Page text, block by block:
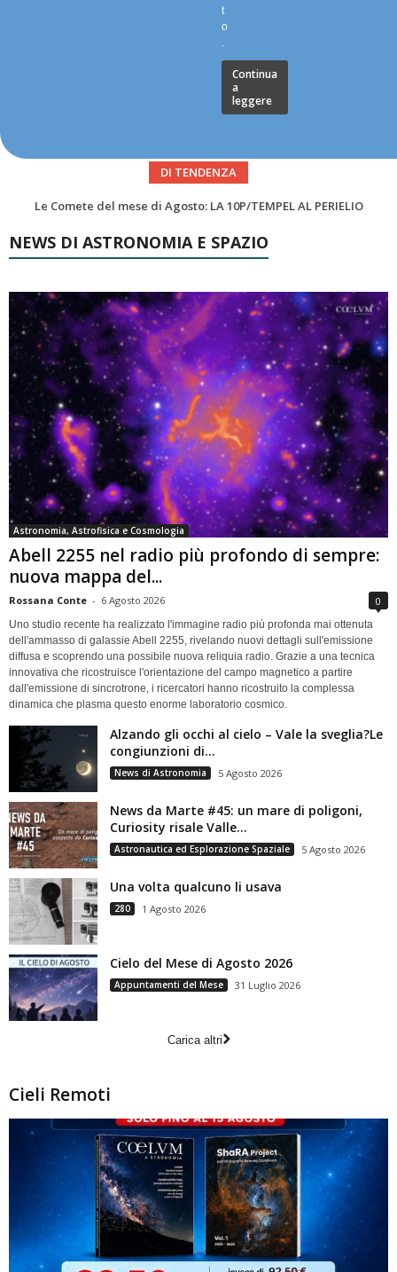
t
o
.
Continua
a
leggere
DI TENDENZA
Asteroidi del mese Agosto 2026
NEWS DI ASTRONOMIA E SPAZIO
Astronomia, Astrofisica e Cosmologia
Abell 2255 nel radio più profondo di sempre:
nuova mappa del...
Rossana Conte - 6 Agosto 2026 0
Uno studio recente ha realizzato l'immagine radio più profonda mai ottenuta
dell'ammasso di galassie Abell 2255, rivelando nuovi dettagli sull'emissione
diffusa e scoprendo una possibile nuova reliquia radio. Grazie a una tecnica
innovativa che ricostruisce l'orientazione del campo magnetico a partire
dall'emissione di sincrotrone, i ricercatori hanno ricostruito la complessa
dinamica che plasma questo enorme laboratorio cosmico.
Alzando gli occhi al cielo – Vale la sveglia?Le
congiunzioni di...
News di Astronomia 5 Agosto 2026
News da Marte #45: un mare di poligoni,
Curiosity risale Valle...
Astronautica ed Esplorazione Spaziale 5 Agosto 2026
Una volta qualcuno li usava
280 1 Agosto 2026
Cielo del Mese di Agosto 2026
Appuntamenti del Mese 31 Luglio 2026
Carica altri
Cieli Remoti